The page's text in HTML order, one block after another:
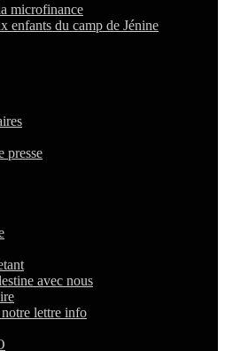
microfinance
enfants du camp de Jénine
presse
avec nous
lettre info